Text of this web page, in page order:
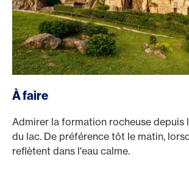
À faire
Admirer la formation rocheuse depuis
du lac. De préférence tôt le matin,
reflètent dans l'eau calme.